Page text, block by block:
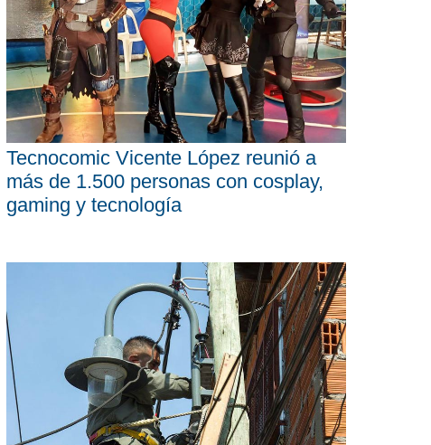
Tecnocomic Vicente López reunió a
más de 1.500 personas con cosplay,
gaming y tecnología